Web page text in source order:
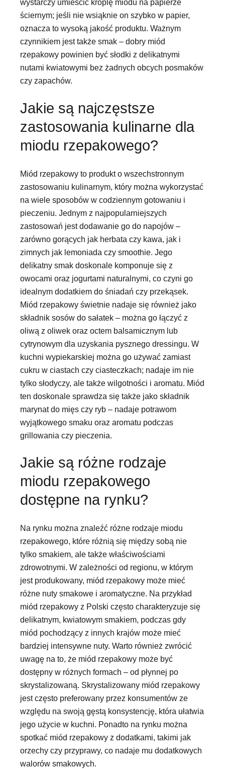
wystarczy umieścić kroplę miodu na papierze
ściernym; jeśli nie wsiąknie on szybko w papier,
oznacza to wysoką jakość produktu. Ważnym
czynnikiem jest także smak – dobry miód
rzepakowy powinien być słodki z delikatnymi
nutami kwiatowymi bez żadnych obcych posmaków
czy zapachów.
Jakie są najczęstsze
zastosowania kulinarne dla
miodu rzepakowego?
Miód rzepakowy to produkt o wszechstronnym
zastosowaniu kulinarnym, który można wykorzystać
na wiele sposobów w codziennym gotowaniu i
pieczeniu. Jednym z najpopularniejszych
zastosowań jest dodawanie go do napojów –
zarówno gorących jak herbata czy kawa, jak i
zimnych jak lemoniada czy smoothie. Jego
delikatny smak doskonale komponuje się z
owocami oraz jogurtami naturalnymi, co czyni go
idealnym dodatkiem do śniadań czy przekąsek.
Miód rzepakowy świetnie nadaje się również jako
składnik sosów do sałatek – można go łączyć z
oliwą z oliwek oraz octem balsamicznym lub
cytrynowym dla uzyskania pysznego dressingu. W
kuchni wypiekarskiej można go używać zamiast
cukru w ciastach czy ciasteczkach; nadaje im nie
tylko słodyczy, ale także wilgotności i aromatu. Miód
ten doskonale sprawdza się także jako składnik
marynat do mięs czy ryb – nadaje potrawom
wyjątkowego smaku oraz aromatu podczas
grillowania czy pieczenia.
Jakie są różne rodzaje
miodu rzepakowego
dostępne na rynku?
Na rynku można znaleźć różne rodzaje miodu
rzepakowego, które różnią się między sobą nie
tylko smakiem, ale także właściwościami
zdrowotnymi. W zależności od regionu, w którym
jest produkowany, miód rzepakowy może mieć
różne nuty smakowe i aromatyczne. Na przykład
miód rzepakowy z Polski często charakteryzuje się
delikatnym, kwiatowym smakiem, podczas gdy
miód pochodzący z innych krajów może mieć
bardziej intensywne nuty. Warto również zwrócić
uwagę na to, że miód rzepakowy może być
dostępny w różnych formach – od płynnej po
skrystalizowaną. Skrystalizowany miód rzepakowy
jest często preferowany przez konsumentów ze
względu na swoją gęstą konsystencję, która ułatwia
jego użycie w kuchni. Ponadto na rynku można
spotkać miód rzepakowy z dodatkami, takimi jak
orzechy czy przyprawy, co nadaje mu dodatkowych
walorów smakowych.